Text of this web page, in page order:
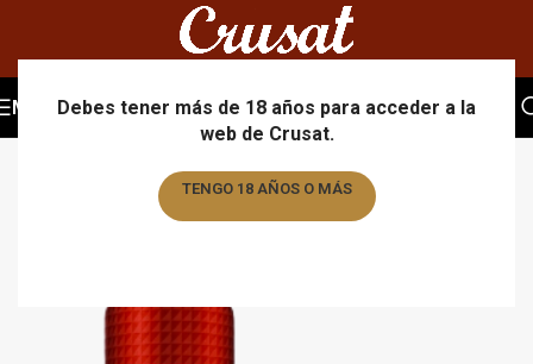
Debes tener más de 18 años para acceder a la
web de Crusat.
TENGO 18 AÑOS O MÁS
MENU